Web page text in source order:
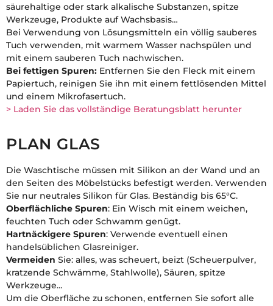
säurehaltige oder stark alkalische Substanzen, spitze
Werkzeuge, Produkte auf Wachsbasis…
Bei Verwendung von Lösungsmitteln ein völlig sauberes
Tuch verwenden, mit warmem Wasser nachspülen und
mit einem sauberen Tuch nachwischen.
Bei fettigen Spuren: Entfernen Sie den Fleck mit einem
Papiertuch, reinigen Sie ihn mit einem fettlösenden Mittel
und einem Mikrofasertuch.
> Laden Sie das vollständige Beratungsblatt herunter
PLAN GLAS
Die Waschtische müssen mit Silikon an der Wand und an
den Seiten des Möbelstücks befestigt werden. Verwenden
Sie nur neutrales Silikon für Glas. Beständig bis 65°C.
Oberflächliche Spuren: Ein Wisch mit einem weichen,
feuchten Tuch oder Schwamm genügt.
Hartnäckigere Spuren: Verwende eventuell einen
handelsüblichen Glasreiniger.
Vermeiden Sie: alles, was scheuert, beizt (Scheuerpulver,
kratzende Schwämme, Stahlwolle), Säuren, spitze
Werkzeuge…
Um die Oberfläche zu schonen, entfernen Sie sofort alle